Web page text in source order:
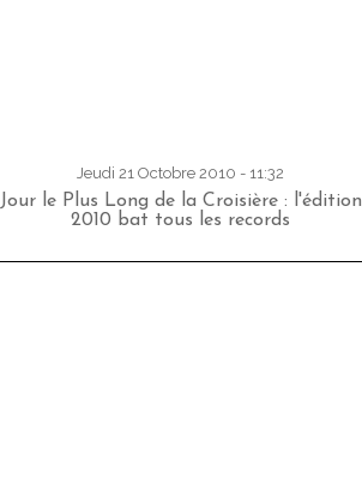
Jeudi 21 Octobre 2010 - 11:32
Jour le Plus Long de la Croisière : l'édition
2010 bat tous les records